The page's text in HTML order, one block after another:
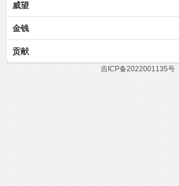
威望
金钱
贡献
吉ICP备2022001135号